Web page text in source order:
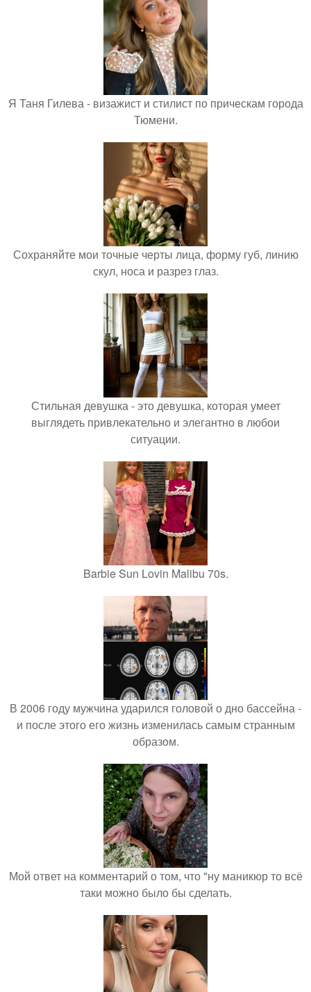
Я Таня Гилева - визажист и стилист по прическам города
Тюмени.
Сохраняйте мои точные черты лица, форму губ, линию
скул, носа и разрез глаз.
Стильная девушка - это девушка, которая умеет
выглядеть привлекательно и элегантно в любои
ситуации.
Barbie Sun Lovin Malibu 70s.
В 2006 году мужчина ударился головой о дно бассейна -
и после этого его жизнь изменилась самым странным
образом.
Мой ответ на комментарий о том, что "ну маникюр то всё
таки можно было бы сделать.